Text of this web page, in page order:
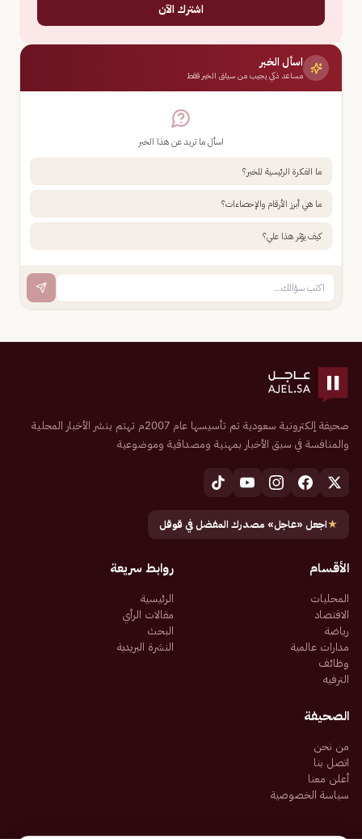
اشترك الآن
اسأل الخبر
مساعد ذكي يجيب من سياق الخبر فقط
اسأل ما تريد عن هذا الخبر
ما الفكرة الرئيسية للخبر؟
ما هي أبرز الأرقام والإحصاءات؟
كيف يؤثر هذا علي؟
صحيفة إلكترونية سعودية تم تأسيسها عام 2007م تهتم بنشر الأخبار المحلية
والمنافسة في سبق الأخبار بمهنية ومصداقية وموضوعية
★اجعل «عاجل» مصدرك المفضل في قوقل
الأقسام
المحليات
الاقتصاد
رياضة
مدارات عالمية
وظائف
الترفيه
روابط سريعة
الرئيسية
مقالات الرأي
البحث
النشرة البريدية
الصحيفة
من نحن
اتصل بنا
أعلن معنا
سياسة الخصوصية